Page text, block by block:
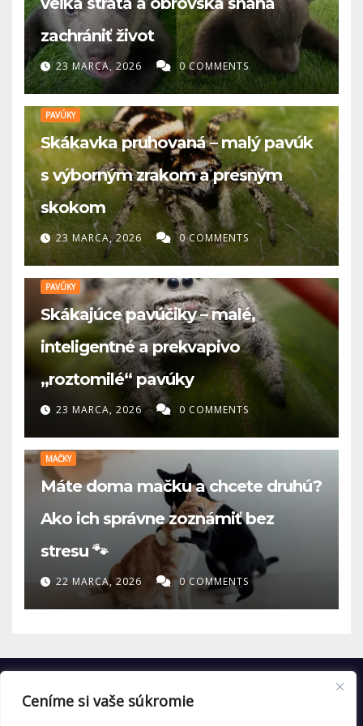
Ceníme si vaše súkromie
zachrániť život
23 MARCA, 2026 0 COMMENTS
PAVÚKY
Skákavka pruhovaná – malý pavúk
s výborným zrakom a presným
skokom
23 MARCA, 2026 0 COMMENTS
PAVÚKY
Skákajúce pavúčiky – malé,
inteligentné a prekvapivo
„roztomilé“ pavúky
23 MARCA, 2026 0 COMMENTS
MAČKY
Máte doma mačku a chcete druhú?
Ako ich správne zoznámiť bez
stresu 🐾
22 MARCA, 2026 0 COMMENTS